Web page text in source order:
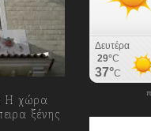
Η χώρα
ξένης